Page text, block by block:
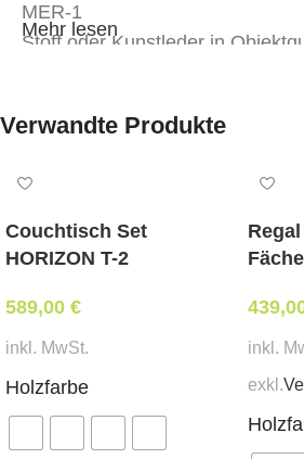
MER-1
Stoff oder Kunstleder in
Weißpolsterung*
Abmessungen:
Gesamthöhe 89 cm
Mindestbestellmenge:
Stoffbedarf:
(für
Bezug)
Mehr lesen
Verwandte Produkte
Couchtisch Set
HORIZON T-2
589,00 €
inkl. MwSt.
Holzfarbe
inkl.
exkl.